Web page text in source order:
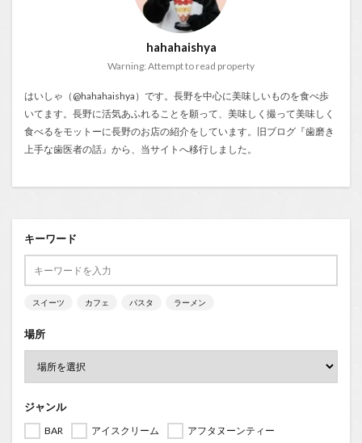
hahahaishya
Warning: Attempt to read property
はいしゃ（@hahahaishya）です。長野を中心に美味しいものを食べ歩
いてます。長野に活気あふれることを願って、美味しく撮って美味しく
食べるをモットーに長野のお店の紹介をしています。旧ブログ『歯磨き
上手な歯医者の話』から、当サイトへ移行しました。
キーワード
スイーツ カフェ パスタ ラーメン
場所
ジャンル
BAR アイスクリーム
アフタヌーンティー